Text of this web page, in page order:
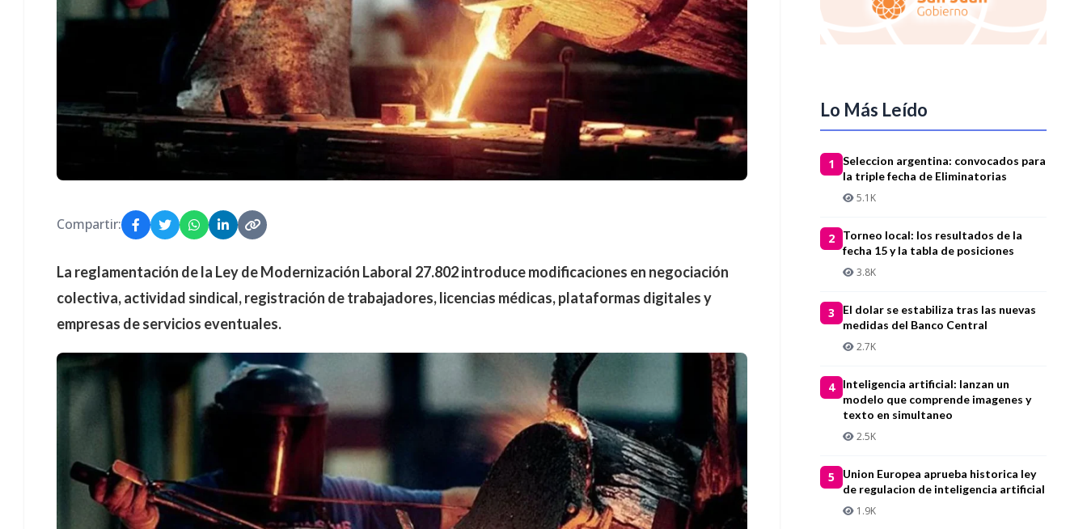
Compartir:
La reglamentación de la Ley de Modernización Laboral 27.802 introduce modificaciones en negociación
colectiva, actividad sindical, registración de trabajadores, licencias médicas, plataformas digitales y
empresas de servicios eventuales.
Lo Más Leído
1
Seleccion argentina: convocados para
la triple fecha de Eliminatorias
5.1K
2
Torneo local: los resultados de la
fecha 15 y la tabla de posiciones
3.8K
3
El dolar se estabiliza tras las nuevas
medidas del Banco Central
2.7K
4
Inteligencia artificial: lanzan un
modelo que comprende imagenes y
texto en simultaneo
2.5K
5
Union Europea aprueba historica ley
de regulacion de inteligencia artificial
1.9K